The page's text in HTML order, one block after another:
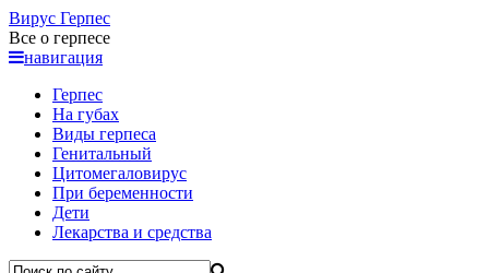
Вирус Герпес
Все о герпесе
навигация
Герпес
На губах
Виды герпеса
Генитальный
Цитомегаловирус
При беременности
Дети
Лекарства и средства